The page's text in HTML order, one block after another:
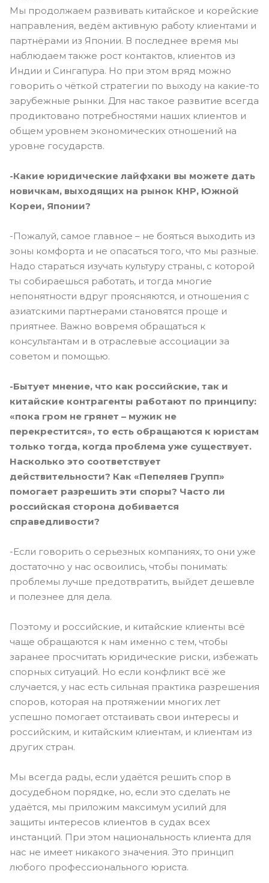
Мы продолжаем развивать китайское и корейские
направления, ведём активную работу клиентами и
партнёрами из Японии. В последнее время мы
наблюдаем также рост контактов, клиентов из
Индии и Сингапура. Но при этом вряд можно
говорить о чёткой стратегии по выходу на какие-то
зарубежные рынки. Для нас такое развитие всегда
продиктовано потребностями наших клиентов и
общем уровнем экономических отношений на
уровне государств.
-Какие юридические лайфхаки вы можете дать
новичкам, выходящих на рынок КНР, Южной
Кореи, Японии?
-Пожалуй, самое главное – не бояться выходить из
зоны комфорта и не опасаться того, что мы разные.
Надо стараться изучать культуру страны, с которой
ты собираешься работать, и тогда многие
непонятности вдруг проясняются, и отношения с
азиатскими партнерами становятся проще и
приятнее. Важно вовремя обращаться к
консультантам и в отраслевые ассоциации за
советом и помощью.
-Бытует мнение, что как российские, так и
китайские контрагенты работают по принципу:
«пока гром не грянет – мужик не
перекрестится», то есть обращаются к юристам
только тогда, когда проблема уже существует.
Насколько это соответствует
действительности? Как «Пепеляев Групп»
помогает разрешить эти споры? Часто ли
российская сторона добивается
справедливости?
-Если говорить о серьезных компаниях, то они уже
достаточно у нас освоились, чтобы понимать:
проблемы лучше предотвратить, выйдет дешевле
и полезнее для дела.
Поэтому и российские, и китайские клиенты всё
чаще обращаются к нам именно с тем, чтобы
заранее просчитать юридические риски, избежать
спорных ситуаций. Но если конфликт всё же
случается, у нас есть сильная практика разрешения
споров, которая на протяжении многих лет
успешно помогает отстаивать свои интересы и
российским, и китайским клиентам, и клиентам из
других стран.
Мы всегда рады, если удаётся решить спор в
досудебном порядке, но, если это сделать не
удаётся, мы приложим максимум усилий для
защиты интересов клиентов в судах всех
инстанций. При этом национальность клиента для
нас не имеет никакого значения. Это принцип
любого профессионального юриста.